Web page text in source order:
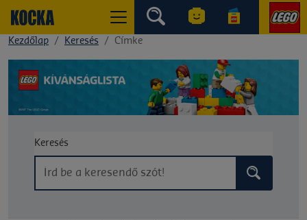
Kezdőlap Keresés Címke
Keresés